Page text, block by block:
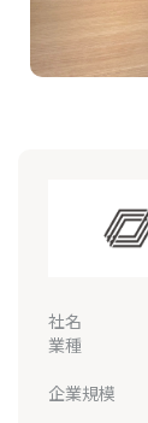
社名
業種
企業規模